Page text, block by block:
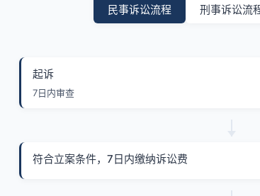
民事诉讼流程 刑事诉讼流
起诉
7日内审查
符合立案条件，7日内缴纳诉讼费